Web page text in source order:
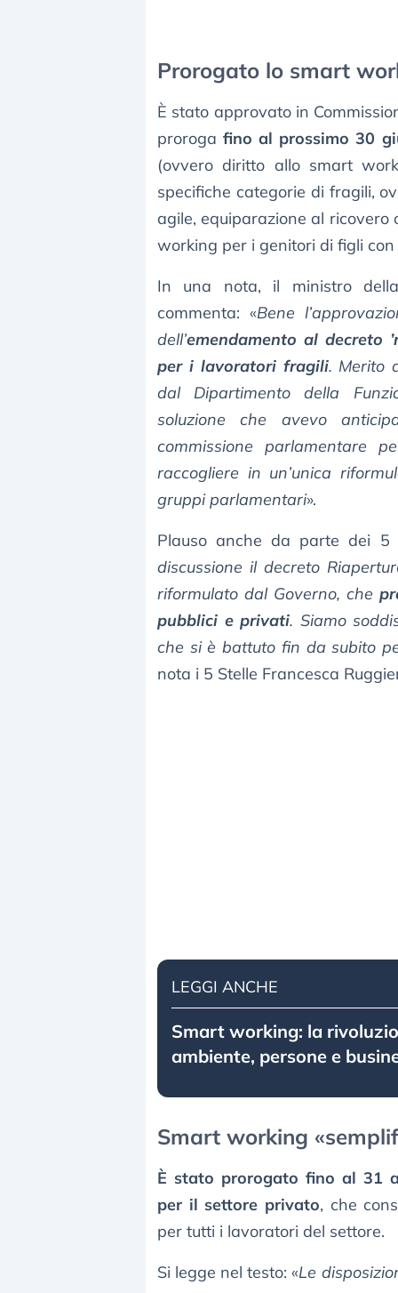
Prorogato lo smart
È stato approvato in
prorogafino al prossimo 30
(ovvero diritto allo smart
specifiche categorie di fragili,
agile, equiparazione al
working per i genitori di figli
In una nota, il ministro
commenta: «Bene
dell’emendamento al decreto
per i lavoratori fragili. Merito
dal Dipartimento della
soluzione che avevo
commissione parlamentare
raccogliere in un’unica
gruppi parlamentari».
Plauso anche da parte dei 5
discussione il decreto
riformulato dal Governo, che
pubblici e privati. Siamo
che si è battuto fin da subito
nota i 5 Stelle Francesca
LEGGI ANCHE
Smart working: la
ambiente, persone e
Smart working
È stato prorogato fino al 31
per il settore privato, che
per tutti i lavoratori del settore.
Si legge nel testo: «Le